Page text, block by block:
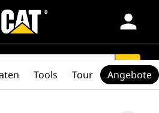
person
search
Tools Tour Angebote